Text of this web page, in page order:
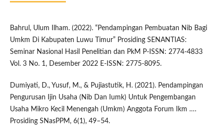
Bahrul, Ulum Ilham. (2022). “Pendampingan Pembuatan Nib Bagi
Umkm Di Kabupaten Luwu Timur” Prosiding SENANTIAS:
Seminar Nasional Hasil Penelitian dan PkM P-ISSN: 2774-4833
Vol. 3 No. 1, Desember 2022 E-ISSN: 2775-8095.
Dumiyati, D., Yusuf, M., & Pujiastutik, H. (2021). Pendampingan
Pengurusan Ijin Usaha (Nib Dan Iumk) Untuk Pengembangan
Usaha Mikro Kecil Menengah (Umkm) Anggota Forum Ikm ….
Prosiding SNasPPM, 6(1), 49–54.